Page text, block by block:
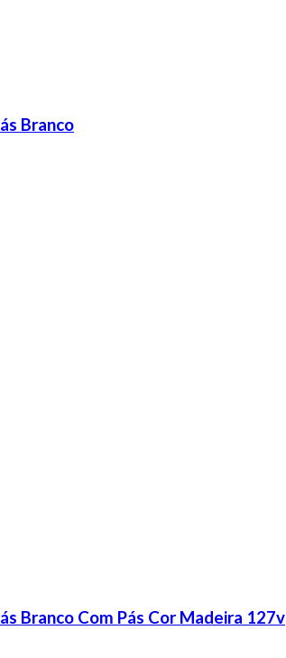
Branco
Branco Com Pás Cor Madeira 127v